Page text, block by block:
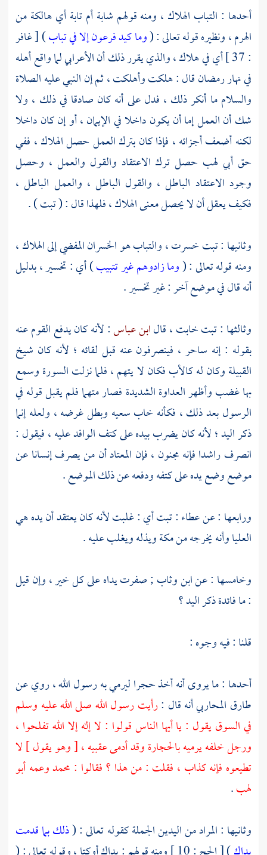
أحدها : التباب الهلاك ، ومنه قولهم شابة أم تابة أي هالكة من
الهرم ، ونظيره قوله تعالى : (وما كيد فرعون إلا في تباب) [ غافر
: 37 ] أي في هلاك ، والذي يقرر ذلك أن الأعرابي لما واقع أهله
في نهار رمضان قال : هلكت وأهلكت ، ثم إن النبي عليه الصلاة
والسلام ما أنكر ذلك ، فدل على أنه كان صادقا في ذلك ، ولا
شك أن العمل إما أن يكون داخلا في الإيمان ، أو إن كان داخلا
لكنه أضعف أجزائه ، فإذا كان بترك العمل حصل الهلاك ، ففي
حقأبي لهب حصل ترك الاعتقاد والقول والعمل ، وحصل
وجود الاعتقاد الباطل ، والقول الباطل ، والعمل الباطل ،
فكيف يعقل أن لا يحصل معنى الهلاك ، فلهذا قال : ( تبت ) .
وثانيها : تبت خسرت ، والتباب هو الخسران المفضي إلى الهلاك ،
ومنه قوله تعالى : (وما زادوهم غير تتبيب) أي : تخسير ، بدليل
أنه قال في موضع آخر : غير تخسير .
وثالثها : تبت خابت ، قالابن عباس: لأنه كان يدفع القوم عنه
بقوله : إنه ساحر ، فينصرفون عنه قبل لقائه ؛ لأنه كان شيخ
القبيلة وكان له كالأب فكان لا يتهم ، فلما نزلت السورة وسمع
بها غضب وأظهر العداوة الشديدة فصار متهما فلم يقبل قوله في
الرسول بعد ذلك ، فكأنه خاب سعيه وبطل غرضه ، ولعله إنما
ذكر اليد ؛ لأنه كان يضرب بيده على كتف الوافد عليه ، فيقول :
انصرف راشدا فإنه مجنون ، فإن المعتاد أن من يصرف إنسانا عن
موضع وضع يده على كتفه ودفعه عن ذلك الموضع .
ورابعها : عنعطاء: تبت أي : غلبت لأنه كان يعتقد أن يده هي
العليا وأنه يخرجه منمكةويذله ويغلب عليه .
وخامسها : عنابن وثاب; صفرت يداه على كل خير ، وإن قيل
: ما فائدة ذكر اليد ؟
قلنا : فيه وجوه :
أحدها : ما يروى أنه أخذ حجرا ليرمي به رسول الله ، روي عن
طارق المحاربيأنه قال :رأيت رسول الله صلى الله عليه وسلم
في السوق يقول : يا أيها الناس قولوا : لا إله إلا الله تفلحوا ،
ورجل خلفه يرميه بالحجارة وقد أدمى عقبيه ، [ وهو يقول ] لا
تطيعوه فإنه كذاب ، فقلت : من هذا ؟ فقالوا : محمدوعمهأبو
لهب.
وثانيها : المراد من اليدين الجملة كقوله تعالى : (ذلك بما قدمت